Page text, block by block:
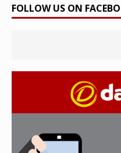
FOLLOW US ON